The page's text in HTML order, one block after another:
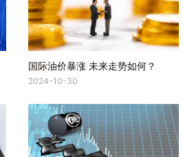
国际油价暴涨 未来走势如何？
2024-10-30